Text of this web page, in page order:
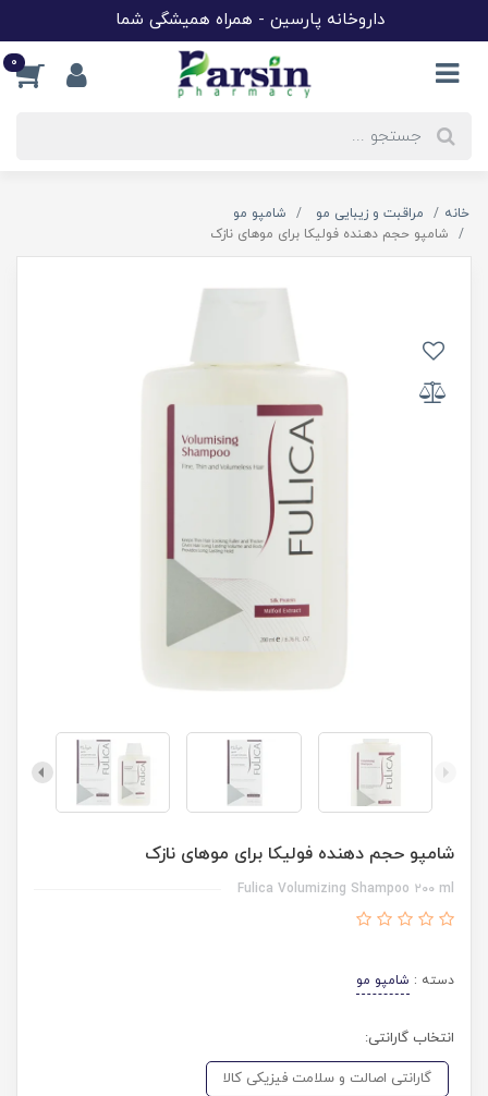
داروخانه پارسین - همراه همیشگی شما
0
خانه مراقبت و زیبایی مو
شامپو مو
شامپو حجم دهنده فولیکا برای موهای نازک
شامپو حجم دهنده فولیکا برای موهای نازک
Fulica Volumizing Shampoo ۲۰۰ ml
دسته : شامپو مو
انتخاب گارانتی:
گارانتی اصالت و سلامت فیزیکی کالا